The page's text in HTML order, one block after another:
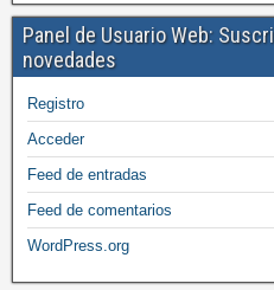
Panel de Usuario Web:
novedades
Registro
Acceder
Feed de entradas
Feed de comentarios
WordPress.org